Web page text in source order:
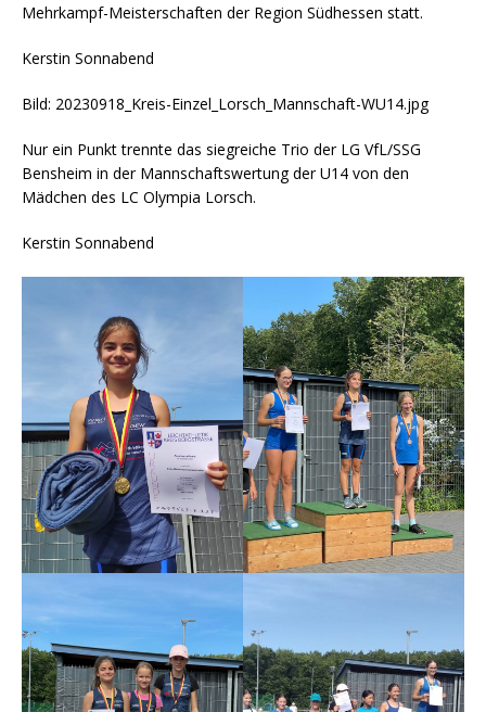
Mehrkampf-Meisterschaften der Region Südhessen statt.
Kerstin Sonnabend
Bild: 20230918_Kreis-Einzel_Lorsch_Mannschaft-WU14.jpg
Nur ein Punkt trennte das siegreiche Trio der LG VfL/SSG
Bensheim in der Mannschaftswertung der U14 von den
Mädchen des LC Olympia Lorsch.
Kerstin Sonnabend